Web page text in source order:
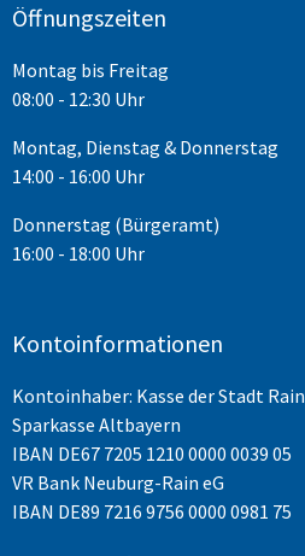
Öffnungszeiten
Montag bis Freitag
08:00 - 12:30 Uhr
Montag, Dienstag & Donnerstag
14:00 - 16:00 Uhr
Donnerstag (Bürgeramt)
16:00 - 18:00 Uhr
Kontoinformationen
Kontoinhaber: Kasse der Stadt Rain
Sparkasse Altbayern
IBAN DE67 7205 1210 0000 0039 05
VR Bank Neuburg-Rain eG
IBAN DE89 7216 9756 0000 0981 75